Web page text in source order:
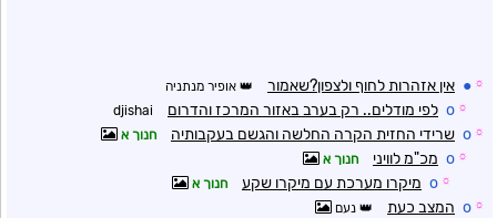
☼
● אין אזהרות לחוף ולצפון?שאמור אופיר מנתניה
☼
o לפי מודלים.. רק בערב באזור המרכז והדרום djishai
☼
o שרידי החזית הקרה החלשה והגשם בעקבותיה חנוך א
☼
o מכ"מ לוויני חנוך א
☼
o מיקרו מערכת עם מיקרו שקע חנוך א
☼
o המצב כעת נעם